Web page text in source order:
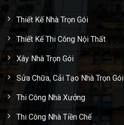
Thiết Kế Nhà Trọn Gói
Thiết Kế Thi Công Nội Thất
Xây Nhà Trọn Gói
Sửa Chữa, Cải Tạo Nhà Trọn Gói
Thi Công Nhà Xưởng
Thi Công Nhà Tiền Chế